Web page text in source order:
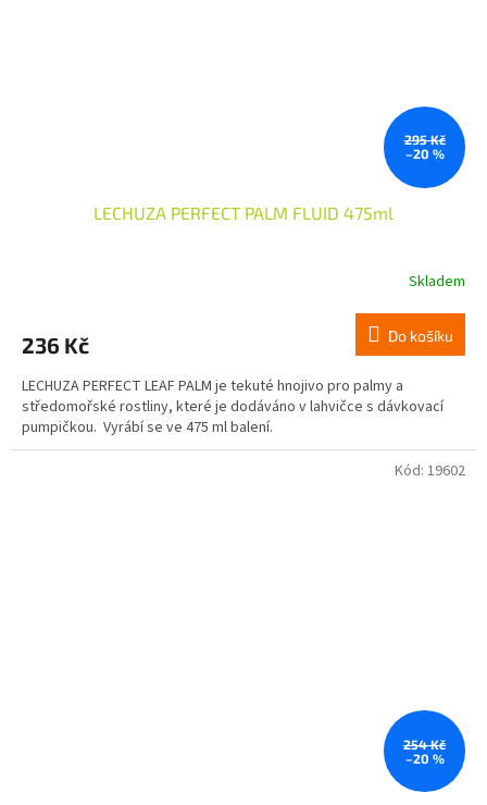
295 Kč
–20 %
LECHUZA PERFECT PALM FLUID 475ml
Skladem
236 Kč Do košíku
LECHUZA PERFECT LEAF PALM je tekuté hnojivo pro palmy a
středomořské rostliny, které je dodáváno v lahvičce s dávkovací
pumpičkou. Vyrábí se ve 475 ml balení.
254 Kč
–20 %
Kód: 19602